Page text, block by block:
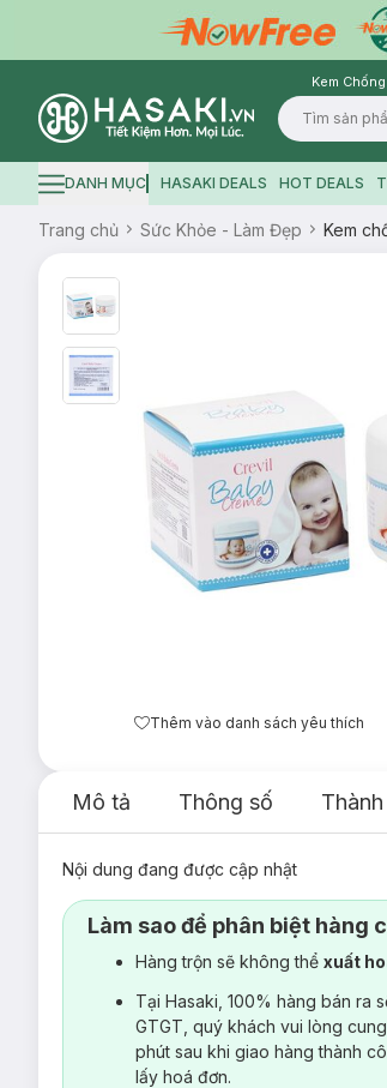
Kem
Logo
Hamburger icon
DANH MỤC HASAKI DEALS HOT DEALS
Trang chủ Sức Khỏe - Làm Đẹp Kem
Thêm vào danh sách yêu thích
Mô tả Thông số
Nội dung đang được cập nhật
Làm sao để phân biệt hàng
Hàng trộn sẽ không thể xuất
Tại Hasaki, 100% hàng bán ra
GTGT, quý khách vui lòng
phút sau khi giao hàng thành
lấy hoá đơn.